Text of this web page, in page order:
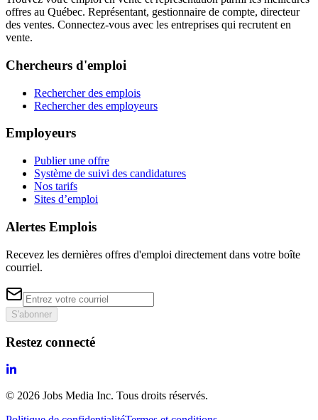
offres au Québec. Représentant, gestionnaire de compte, directeur
des ventes. Connectez-vous avec les entreprises qui recrutent en
vente.
Chercheurs d'emploi
Rechercher des emplois
Rechercher des employeurs
Employeurs
Publier une offre
Système de suivi des candidatures
Nos tarifs
Sites d’emploi
Alertes Emplois
Recevez les dernières offres d'emploi directement dans votre boîte
courriel.
S'abonner
Restez connecté
© 2026 Jobs Media Inc. Tous droits réservés.